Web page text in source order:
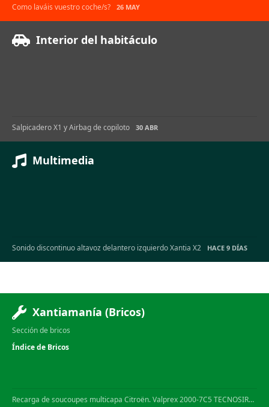
Como laváis vuestro coche/s? 26 MAY
Interior del habitáculo
Salpicadero X1 y Airbag de copiloto 30 ABR
Multimedia
Sonido discontinuo altavoz delantero izquierdo Xantia X2 HACE 9 DÍAS
Xantiamanía (Bricos)
Sección de bricos
Índice de Bricos
Recarga de soucoupes multicapa Citroën. Valprex 2000-7C5 TECNOSIR